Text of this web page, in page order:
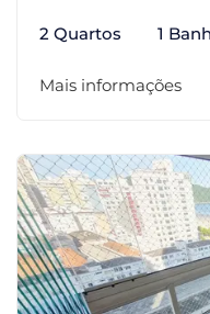
2 Quartos 1
Mais informações